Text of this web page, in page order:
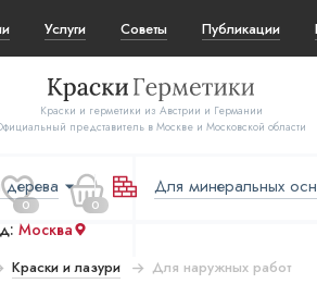
Услуги Советы Публикации
Краски и герметики из Австрии и Германии
представитель в Москве и Московской области
0 0
Москва
Для минеральных
Краски и лазури Для наружных работ